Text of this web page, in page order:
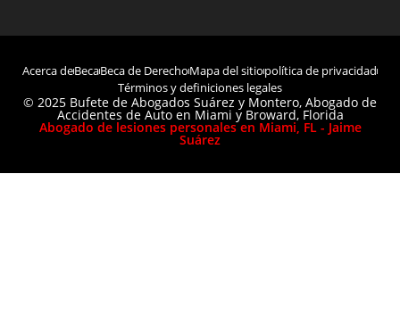
Acerca deBecaBeca de DerechoMapa del sitiopolítica de privacidad
Términos y definiciones legales
© 2025 Bufete de Abogados Suárez y Montero, Abogado de
Accidentes de Auto en Miami y Broward, Florida
Abogado de lesiones personales en Miami, FL - Jaime
Suárez